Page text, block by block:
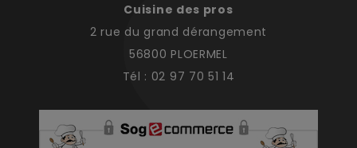
Cuisine des pros
2 rue du grand dérangement
56800 PLOERMEL
Tél : 02 97 70 51 14